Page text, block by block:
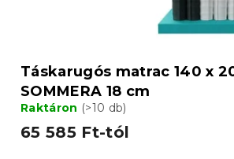
Táskarugós matrac 140 x
SOMMERA 18 cm
Raktáron (>10 db)
65 585 Ft-tól